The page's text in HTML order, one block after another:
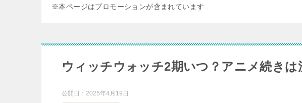
※本ページはプロモーションが含まれています
ウィッチウォッチ2期いつ？アニメ続きは
公開日： 2025年4月19日